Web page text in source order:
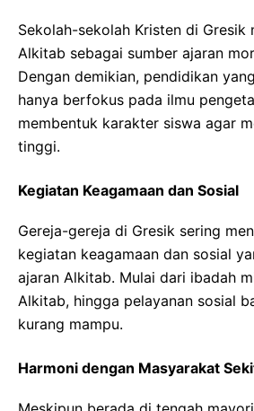
Sekolah-sekolah Kristen di Gresik
Alkitab sebagai sumber ajaran
Dengan demikian, pendidikan
hanya berfokus pada ilmu
membentuk karakter siswa agar
tinggi.
Kegiatan Keagamaan dan Sosial
Gereja-gereja di Gresik sering
kegiatan keagamaan dan sosial
ajaran Alkitab. Mulai dari ibadah
Alkitab, hingga pelayanan sosial
kurang mampu.
Harmoni dengan Masyarakat